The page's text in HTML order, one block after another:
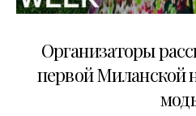
Организаторы
первой Миланской